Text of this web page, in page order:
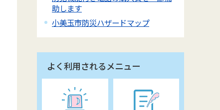
助します
小美玉市防災ハザードマップ
よく利用されるメニュー